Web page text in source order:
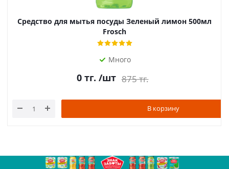
Средство для мытья посуды Зеленый лимон 500мл
Frosch
Много
0тг. /шт 875тг.
В корзину